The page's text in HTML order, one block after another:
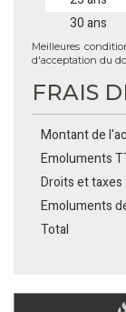
30 ans
Meilleures
d'acceptation du
FRAIS
Montant de
Emoluments
Droits et taxes
Emoluments
Total